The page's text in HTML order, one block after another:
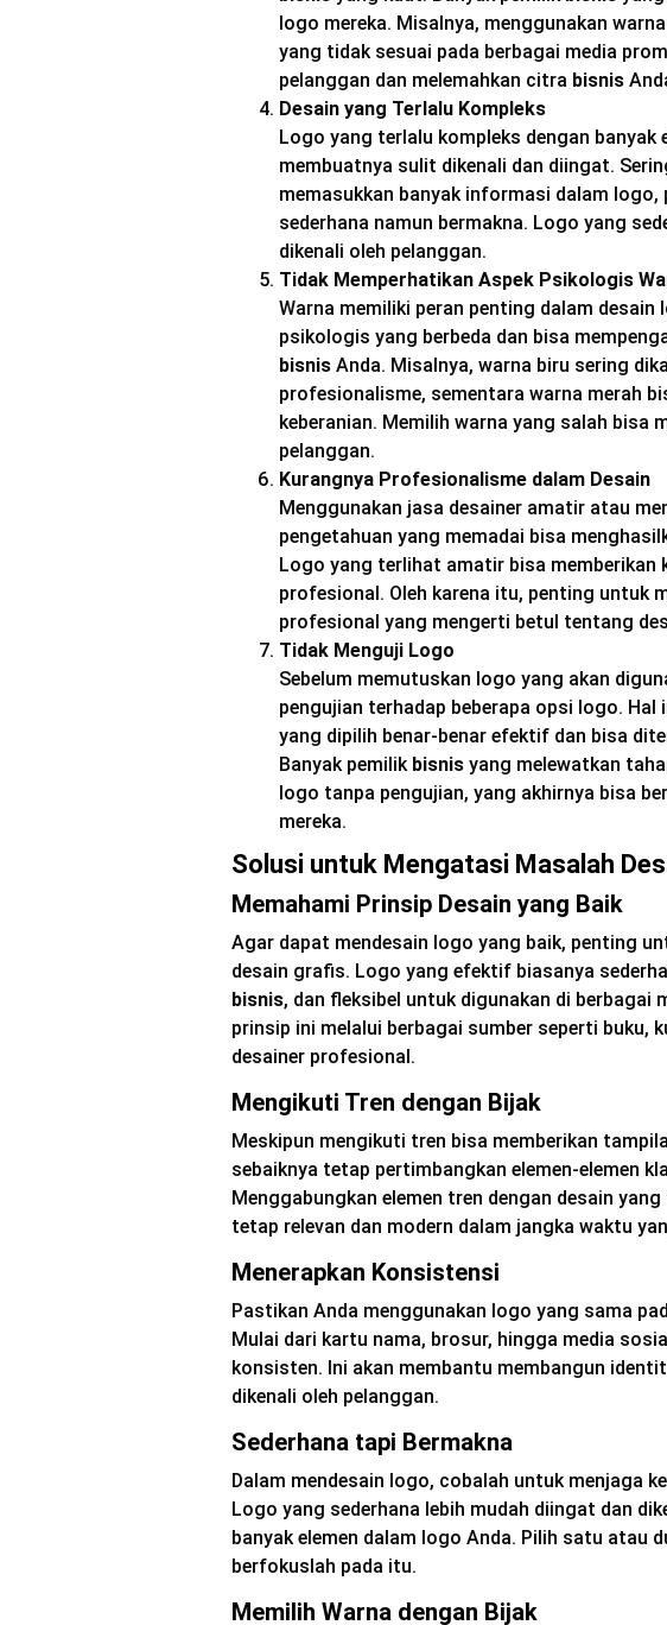
logo mereka. Misalnya, menggunakan
yang tidak sesuai pada berbagai media
pelanggan dan melemahkan citra bisnis
Desain yang Terlalu Kompleks
Logo yang terlalu kompleks dengan banyak
membuatnya sulit dikenali dan diingat.
memasukkan banyak informasi dalam
sederhana namun bermakna. Logo yang
dikenali oleh pelanggan.
Tidak Memperhatikan Aspek Psikologis
Warna memiliki peran penting dalam
psikologis yang berbeda dan bisa
bisnis Anda. Misalnya, warna biru sering
profesionalisme, sementara warna merah
keberanian. Memilih warna yang salah bisa
pelanggan.
Kurangnya Profesionalisme dalam Desain
Menggunakan jasa desainer amatir atau
pengetahuan yang memadai bisa
Logo yang terlihat amatir bisa memberikan
profesional. Oleh karena itu, penting untuk
profesional yang mengerti betul tentang
Tidak Menguji Logo
Sebelum memutuskan logo yang akan
pengujian terhadap beberapa opsi logo.
yang dipilih benar-benar efektif dan bisa
Banyak pemilik bisnis yang melewatkan
logo tanpa pengujian, yang akhirnya bisa
mereka.
Solusi untuk Mengatasi Masalah
Memahami Prinsip Desain yang Baik
Agar dapat mendesain logo yang baik, penting
desain grafis. Logo yang efektif biasanya
bisnis, dan fleksibel untuk digunakan di berbagai
prinsip ini melalui berbagai sumber seperti buku,
desainer profesional.
Mengikuti Tren dengan Bijak
Meskipun mengikuti tren bisa memberikan
sebaiknya tetap pertimbangkan elemen-elemen
Menggabungkan elemen tren dengan desain
tetap relevan dan modern dalam jangka waktu
Menerapkan Konsistensi
Pastikan Anda menggunakan logo yang sama
Mulai dari kartu nama, brosur, hingga media
konsisten. Ini akan membantu membangun
dikenali oleh pelanggan.
Sederhana tapi Bermakna
Dalam mendesain logo, cobalah untuk menjaga
Logo yang sederhana lebih mudah diingat dan
banyak elemen dalam logo Anda. Pilih satu atau
berfokuslah pada itu.
Memilih Warna dengan Bijak